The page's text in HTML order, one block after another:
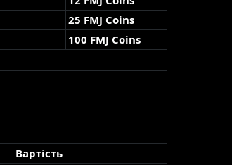
25 FMJ Coins
100 FMJ Coins
Вартість